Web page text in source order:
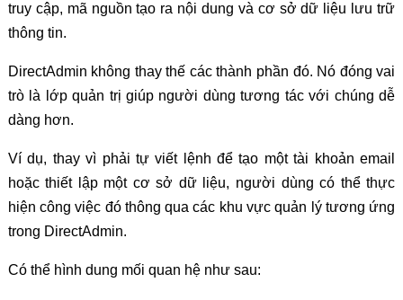
truy cập, mã nguồn tạo ra nội dung và cơ sở dữ liệu lưu trữ
thông tin.
DirectAdmin không thay thế các thành phần đó. Nó đóng vai
trò là lớp quản trị giúp người dùng tương tác với chúng dễ
dàng hơn.
Ví dụ, thay vì phải tự viết lệnh để tạo một tài khoản email
hoặc thiết lập một cơ sở dữ liệu, người dùng có thể thực
hiện công việc đó thông qua các khu vực quản lý tương ứng
trong DirectAdmin.
Có thể hình dung mối quan hệ như sau: